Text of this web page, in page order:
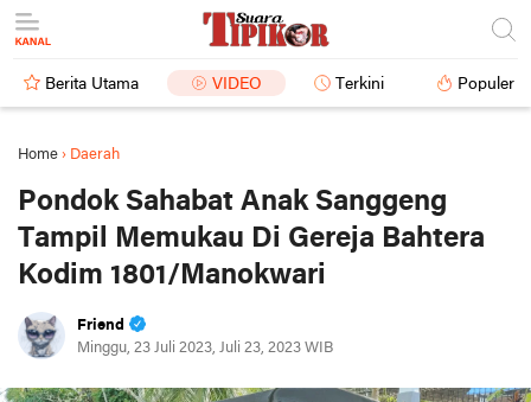
Berita Utama VIDEO Terkini Populer
Home › Daerah
Pondok Sahabat Anak Sanggeng
Tampil Memukau Di Gereja Bahtera
Kodim 1801/Manokwari
Friend
Minggu, 23 Juli 2023, Juli 23, 2023 WIB